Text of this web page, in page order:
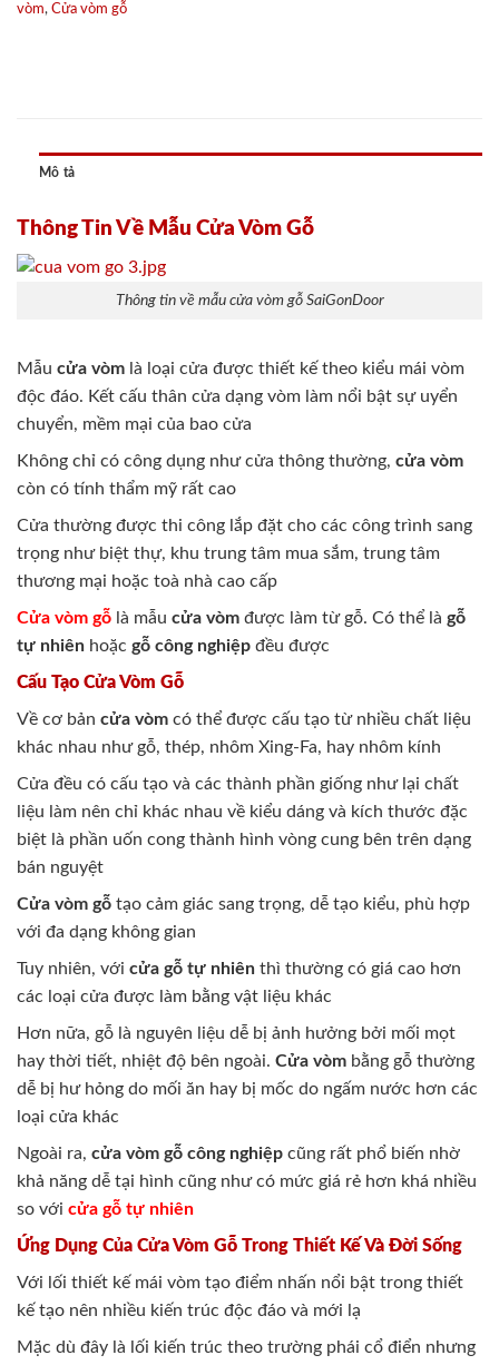
vòm, Cửa vòm gỗ
Mô tả
Thông Tin Về Mẫu Cửa Vòm Gỗ
Thông tin về mẫu cửa vòm gỗ SaiGonDoor
Mẫu cửa vòm là loại cửa được thiết kế theo kiểu mái vòm
độc đáo. Kết cấu thân cửa dạng vòm làm nổi bật sự uyển
chuyển, mềm mại của bao cửa
Không chỉ có công dụng như cửa thông thường, cửa vòm
còn có tính thẩm mỹ rất cao
Cửa thường được thi công lắp đặt cho các công trình sang
trọng như biệt thự, khu trung tâm mua sắm, trung tâm
thương mại hoặc toà nhà cao cấp
Cửa vòm gỗ là mẫu cửa vòm được làm từ gỗ. Có thể là gỗ
tự nhiên hoặc gỗ công nghiệp đều được
Cấu Tạo Cửa Vòm Gỗ
Về cơ bản cửa vòm có thể được cấu tạo từ nhiều chất liệu
khác nhau như gỗ, thép, nhôm Xing-Fa, hay nhôm kính
Cửa đều có cấu tạo và các thành phần giống như lại chất
liệu làm nên chỉ khác nhau về kiểu dáng và kích thước đặc
biệt là phần uốn cong thành hình vòng cung bên trên dạng
bán nguyệt
Cửa vòm gỗ tạo cảm giác sang trọng, dễ tạo kiểu, phù hợp
với đa dạng không gian
Tuy nhiên, với cửa gỗ tự nhiên thì thường có giá cao hơn
các loại cửa được làm bằng vật liệu khác
Hơn nữa, gỗ là nguyên liệu dễ bị ảnh hưởng bởi mối mọt
hay thời tiết, nhiệt độ bên ngoài. Cửa vòm bằng gỗ thường
dễ bị hư hỏng do mối ăn hay bị mốc do ngấm nước hơn các
loại cửa khác
Ngoài ra, cửa vòm gỗ công nghiệp cũng rất phổ biến nhờ
khả năng dễ tại hình cũng như có mức giá rẻ hơn khá nhiều
so với cửa gỗ tự nhiên
Ứng Dụng Của Cửa Vòm Gỗ Trong Thiết Kế Và Đời Sống
Với lối thiết kế mái vòm tạo điểm nhấn nổi bật trong thiết
kế tạo nên nhiều kiến trúc độc đáo và mới lạ
Mặc dù đây là lối kiến trúc theo trường phái cổ điển nhưng